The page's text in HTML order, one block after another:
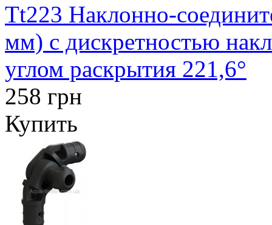
Tt223 Наклонно-
мм) с дискретностью
углом раскрытия 221,6°
258 грн
Купить